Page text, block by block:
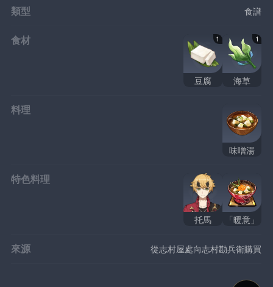
類型 食譜
食材 1
豆腐
1
海草
料理
味噌湯
特色料理
托馬 「暖意」
來源 從志村屋處向志村勘兵衛購買